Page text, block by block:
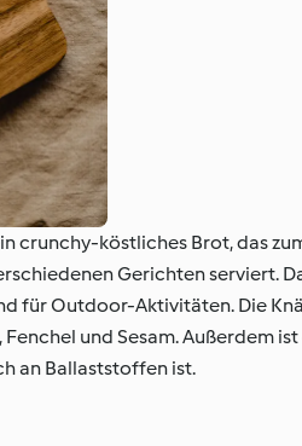
crunchy-köstliches Brot, das
Gerichten serviert.
für Outdoor-Aktivitäten. Die
und Sesam. Außerdem
an Ballaststoffen ist.